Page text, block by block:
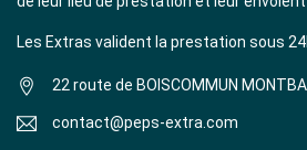
Les Extras valident la prestation sous
22 route de BOISCOMMUN
contact@peps-extra.com